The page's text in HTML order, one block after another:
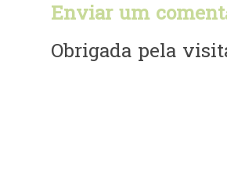
Enviar um
Obrigada pela